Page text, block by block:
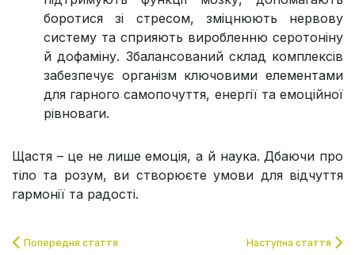
боротися зі стресом, зміцнюють нервову
систему та сприяють виробленню серотоніну
й дофаміну. Збалансований склад комплексів
забезпечує організм ключовими елементами
для гарного самопочуття, енергії та емоційної
рівноваги.
Щастя – це не лише емоція, а й наука. Дбаючи про
тіло та розум, ви створюєте умови для відчуття
гармонії та радості.
Попередня стаття Наступна стаття